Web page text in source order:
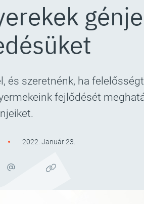
szeretnénk, ha
fejlődését
2022. Január 23.